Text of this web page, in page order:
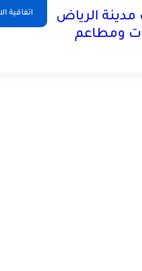
اتفاقية
الرياض
ومطاعم